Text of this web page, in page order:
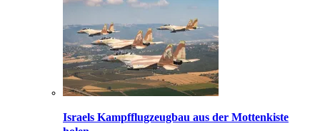
Israels Kampfflugzeugbau aus der Mottenkiste